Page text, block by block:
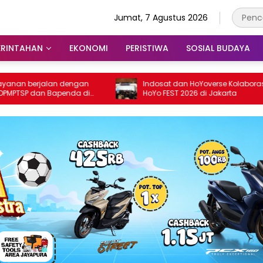
Jumat, 7 Agustus 2026
EKONOMI PERISTIWA SOSIAL BUDAYA
dengan
dan Bapenda di
Indosat dan HoYoverse Kolaborasi Gelar
HoYo FEST 2026 di Jakarta